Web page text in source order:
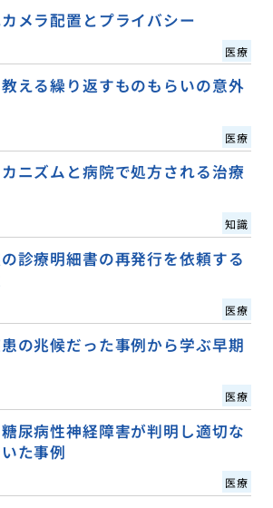
メラ配置とプライバシー
医療
える繰り返すものもらいの意外
医療
ニズムと病院で処方される治療
知識
診療明細書の再発行を依頼する
医療
の兆候だった事例から学ぶ早期
医療
尿病性神経障害が判明し適切な
た事例
医療